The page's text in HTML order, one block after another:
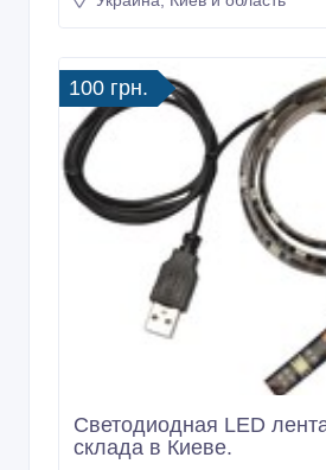
Украина, Киев и область
100 грн.
Светодиодная LED
склада в Киеве.